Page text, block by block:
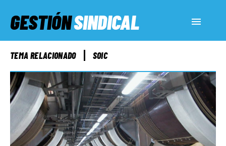
GESTIÓNSINDICAL
ACTUALIDAD
SERVICIOS SOCIALES
INFORMES ESPECIALES
TEMA RELACIONADO SOIC